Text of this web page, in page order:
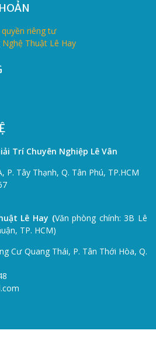
riêng tư
Thuật Lê Hay
Trí Chuyên Nghiệp Lê Vân
Tây Thạnh, Q. Tân Phú, TP.HCM
Lê Hay (Văn phòng chính: 3B Lê
TP. HCM)
Cư Quang Thái, P. Tân Thới Hòa, Q.